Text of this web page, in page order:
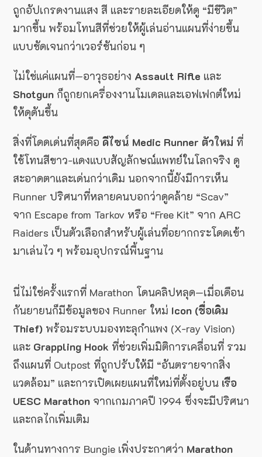
ถูกอัปเกรดงานแสง สี และรายละเอียดให้ดู “มีชีวิต”
มากขึ้น พร้อมโทนสีที่ช่วยให้ผู้เล่นอ่านแผนที่ง่ายขึ้น
แบบชัดเจนกว่าเวอร์ชันก่อน ๆ
ไม่ใช่แค่แผนที่—อาวุธอย่าง Assault Rifle และ
Shotgun ก็ถูกยกเครื่องงานโมเดลและเอฟเฟกต์ใหม่
ให้ดุดันขึ้น
สิ่งที่โดดเด่นที่สุดคือ ดีไซน์ Medic Runner ตัวใหม่ ที่
ใช้โทนสีขาว-แดงแบบสัญลักษณ์แพทย์ในโลกจริง ดู
สะอาดตาและเด่นกว่าเดิม นอกจากนี้ยังมีการเห็น
Runner ปริศนาที่หลายคนบอกว่าดูคล้าย “Scav”
จาก Escape from Tarkov หรือ “Free Kit” จาก ARC
Raiders เป็นตัวเลือกสำหรับผู้เล่นที่อยากกระโดดเข้า
มาเล่นไว ๆ พร้อมอุปกรณ์พื้นฐาน
นี่ไม่ใช่ครั้งแรกที่ Marathon โดนคลิปหลุด—เมื่อเดือน
กันยายนก็มีข้อมูลของ Runner ใหม่ Icon (ชื่อเดิม
Thief) พร้อมระบบมองทะลุกำแพง (X-ray Vision)
และ Grappling Hook ที่ช่วยเพิ่มมิติการเคลื่อนที่ รวม
ถึงแผนที่ Outpost ที่ถูกปรับให้มี “อันตรายจากสิ่ง
แวดล้อม” และการเปิดเผยแผนที่ใหม่ที่ตั้งอยู่บน เรือ
UESC Marathon จากเกมภาคปี 1994 ซึ่งจะมีปริศนา
และกลไกเพิ่มเติม
ในด้านทางการ Bungie เพิ่งประกาศว่า Marathon